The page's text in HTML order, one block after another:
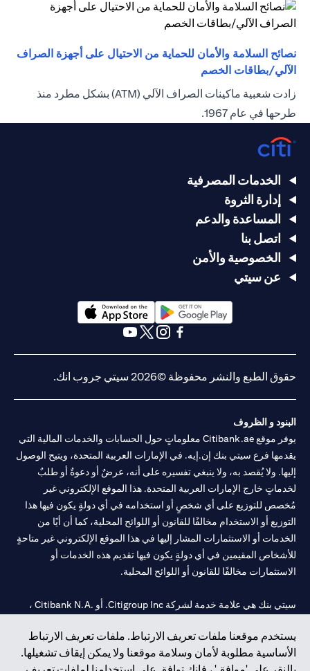
نصائح السلامة والأمان للحماية من الاحتيال على أجهزة الصراف
الآلي/بطاقات الخصم
زادت شعبية ماكينات الصراف الآلي (ATM) بشكل مطرد منذ
طرحها في عام 1967.
يستخدم موقعنا ملفات تعريف الارتباط. ملفات تعريف الارتباط
الأساسية مطلوبة لأمان وسلامة موقعنا ولا يمكن إيقاف تشغيلها.
الخدمات المصرفية
إدارة الثروة
المساعدة والدعم
اتصل بنا
الخصوصية والأمن
عن سيتي
(opens in a new tab)
حقوق الطبع والنشر محفوظة ©2026 سيتي جروب انك.
البنود و الظروف
يوفر موقع Citibank.ae معلوماتٍ حول الحسابات والخدمات المالية التي
يقدمها فرع سيتي بنك إن.إيه. في الإمارات العربية المتحدة، ويتيح الوصول
إليها. ولا يُقصد به، ولا ينبغي تفسيره على أنه، عرضٌ أو دعوةٌ أو طلبٌ
لخدماتٍ خارج الإمارات العربية المتحدة. هذا الموقع الإلكتروني غير
مُخصص للتوزيع على أي شخصٍ أو استخدامه في أي دولةٍ يكون فيها هذا
التوزيع أو الاستخدام مخالفًا للقانون أو اللوائح المحلية، كما أن أيًا من
الخدمات أو الاستثمارات المشار إليها في هذا الموقع الإلكتروني غير متاحةٍ
للأشخاص المقيمين في أي دولةٍ يكون فيها تقديم هذه الخدمات أو
الاستثمارات مخالفًا للقانون أو اللوائح المحلية.
سيتي بنك هي علامة خدمة لشركة Citigroup Inc. أو .Citibank N.A ،
سيتي بنك إن. إيه. الإمارات مسجل لدى مصرف الإمارات المركزي تحت